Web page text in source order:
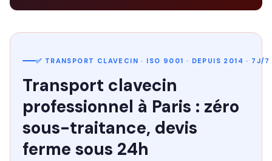
✅ TRANSPORT CLAVECIN · ISO 9001 · DEPUIS 2014 · 7J/7
Transport clavecin
professionnel à Paris : zéro
sous-traitance, devis
ferme sous 24h